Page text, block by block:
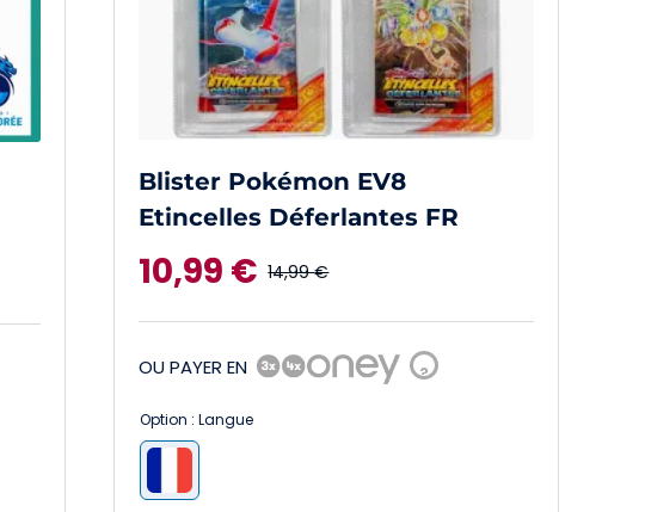
Blister Pokémon EV8
Etincelles Déferlantes FR
14,99€
prix
initial
10,99 €
prix
actuel
OU PAYER EN ?
Option : Langue